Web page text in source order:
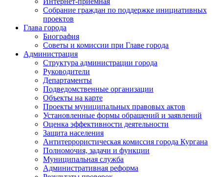
Собрание граждан по поддержке инициативных
проектов
Глава города
Биография
Советы и комиссии при Главе города
Администрация
Структура администрации города
Руководители
Департаменты
Подведомственные организации
Объекты на карте
Проекты муниципальных правовых актов
Установленные формы обращений и заявлений
Оценка эффективности деятельности
Защита населения
Антитеррористическая комиссия города Кургана
Полномочия, задачи и функции
Муниципальная служба
Административная реформа